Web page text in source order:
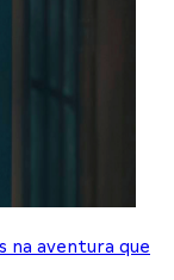
na aventura que